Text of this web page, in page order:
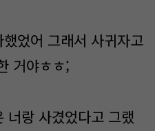
었어 그래서 사귀자고
거야ㅎㅎ;
너랑 사겼었다고 그랬